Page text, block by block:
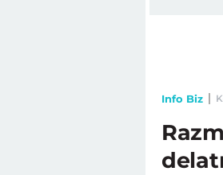
Info Biz